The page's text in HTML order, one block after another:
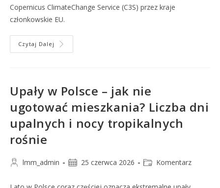
Copernicus ClimateChange Service (C3S) przez kraje
członkowskie EU.
Czytaj Dalej
Upały w Polsce – jak nie
ugotować mieszkania? Liczba dni
upalnych i nocy tropikalnych
rośnie
lmm_admin 25 czerwca 2026 Komentarz